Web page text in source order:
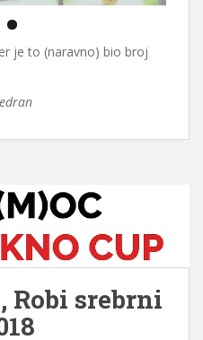
je to (naravno) bio broj
Robi srebrni